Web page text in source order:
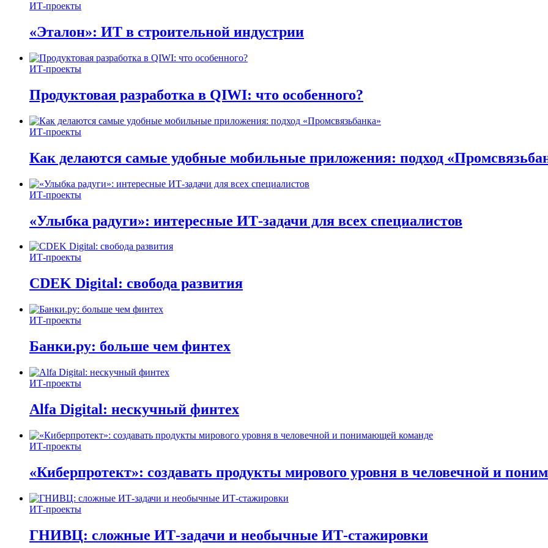
ИТ-проекты
«Эталон»: ИТ в строительной индустрии
ИТ-проекты
Продуктовая разработка в QIWI: что особенного?
ИТ-проекты
Как делаются самые удобные мобильные приложения: подход
ИТ-проекты
«Улыбка радуги»: интересные ИТ-задачи для всех специалистов
ИТ-проекты
CDEK Digital: свобода развития
ИТ-проекты
Банки.ру: больше чем финтех
ИТ-проекты
Alfa Digital: нескучный финтех
ИТ-проекты
«Киберпротект»: создавать продукты мирового уровня в человечной и
ИТ-проекты
ГНИВЦ: сложные ИТ‑задачи и необычные ИТ‑стажировки